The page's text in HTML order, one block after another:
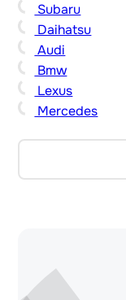
Subaru
Daihatsu
Audi
Bmw
Lexus
Mercedes